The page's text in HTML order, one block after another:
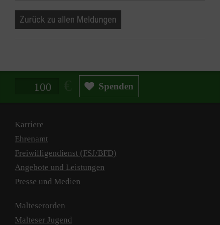
Zurück zu allen Meldungen
Spendenbetrag in Euro Spenden
Karriere
Ehrenamt
Freiwilligendienst (FSJ/BFD)
Angebote und Leistungen
Presse und Medien
Malteserorden
Malteser Jugend